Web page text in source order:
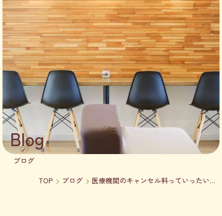
Blog
ブログ
TOP ブログ 医療機関のキャンセル料っていったい…